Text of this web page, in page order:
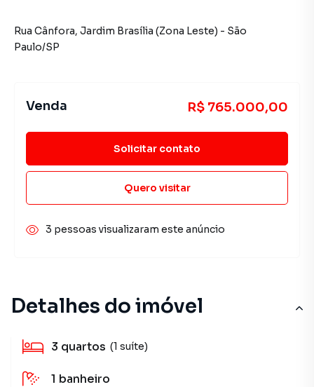
Detalhes do imóvel
3 quartos (1 suíte)
1 banheiro
Rua Cânfora, Jardim Brasília (Zona Leste) - São
Paulo/SP
Venda R$ 765.000,00
Solicitar contato
Quero visitar
3 pessoas visualizaram este anúncio